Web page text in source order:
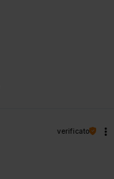
verificato